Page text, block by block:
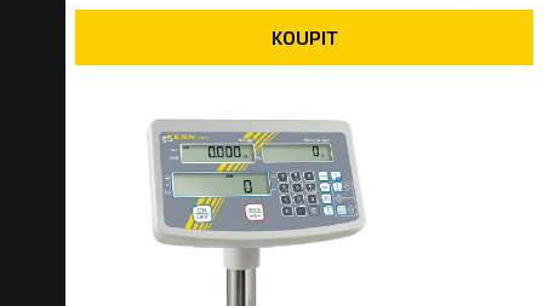
KOUPIT